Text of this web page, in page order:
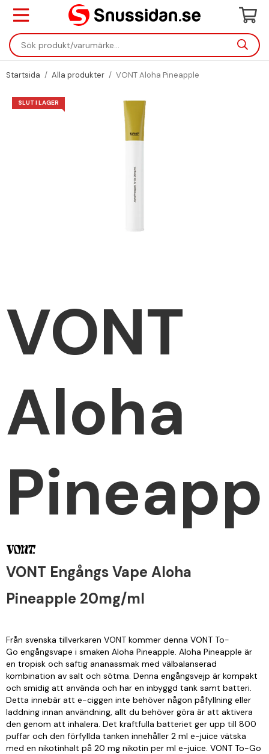
Startsida / Alla produkter / VONT Aloha Pineapple
SLUT I LAGER
VONT
Aloha
VONT Engångs Vape Aloha
Pineapple 20mg/ml
Från svenska tillverkaren VONT kommer denna VONT To-
Go engångsvape i smaken Aloha Pineapple. Aloha Pineapple är
en tropisk och saftig ananassmak med välbalanserad
kombination av salt och sötma. Denna engångsvejp är kompakt
och smidig att använda och har en inbyggd tank samt batteri.
Detta innebär att e-ciggen inte behöver någon påfyllning eller
laddning innan användning, allt du behöver göra är att aktivera
den genom att inhalera. Det kraftfulla batteriet ger upp till 800
puffar och den förfyllda tanken innehåller 2 ml e-juice vätska
med en nikotinhalt på 20 mg nikotin per ml e-juice. VONT To-Go